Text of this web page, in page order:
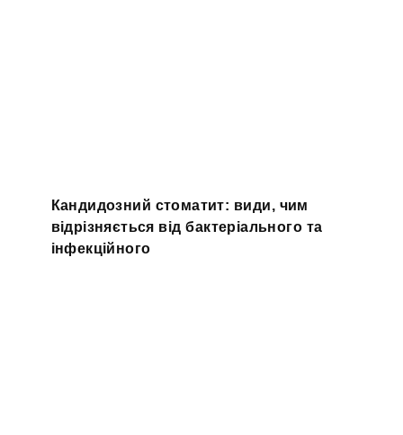
Кандидозний стоматит: види, чим
відрізняється від бактеріального та
інфекційного